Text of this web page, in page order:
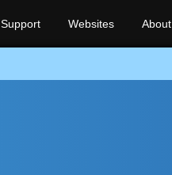
Support Websites About